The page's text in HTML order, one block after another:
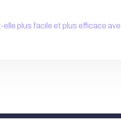
plus facile et plus efficace